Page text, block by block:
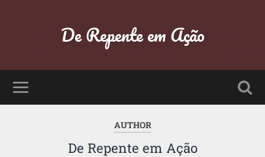
De Repente em Ação
AUTHOR
De Repente em Ação